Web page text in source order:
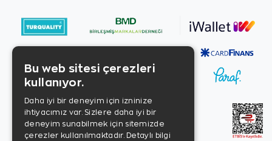
Bu web sitesi çerezleri
kullanıyor.
Daha iyi bir deneyim için izninize
ihtiyacımız var. Sizlere daha iyi bir
deneyim sunabilmek için sitemizde
çerezler kullanılmaktadır. Detaylı bilgi